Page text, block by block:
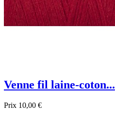
Venne fil laine-coton...
Prix 10,00 €